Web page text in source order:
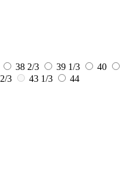
38 2/3 39 1/3
40
3 43 1/3
44